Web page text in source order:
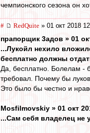
чемпионского сезона он
# RedQuite » 01 окт 2018
прапорщик 3адoв » 01
...Лукойл нехило
бесплатно должны
Да, бесплатно. Болелам -
требовал. Почему бы
Это было бы честно и
Mosfilmovskiy » 01 окт
...Сам себя владелец не